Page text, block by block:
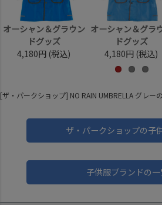
オーシャン＆グラウン
ドグッズ
4,180円 (税込)
オーシャン＆グラ
ドグッズ
4,180円 (税込)
[ザ・パークショップ] NO RAIN UMBRELLA グレー
ザ・パークショップの子
子供服ブランドの